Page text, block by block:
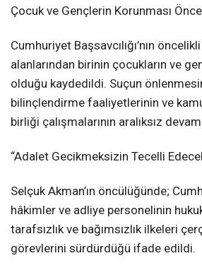
Çocuk ve Gençlerin Korunması
Cumhuriyet Başsavcılığı’nın
alanlarından birinin çocukların ve
olduğu kaydedildi. Suçun
bilinçlendirme faaliyetlerinin ve
birliği çalışmalarının aralıksız
“Adalet Gecikmeksizin Tecelli
Selçuk Akman’ın öncülüğünde;
hâkimler ve adliye personelinin
tarafsızlık ve bağımsızlık ilkeleri
görevlerini sürdürdüğü ifade edildi.